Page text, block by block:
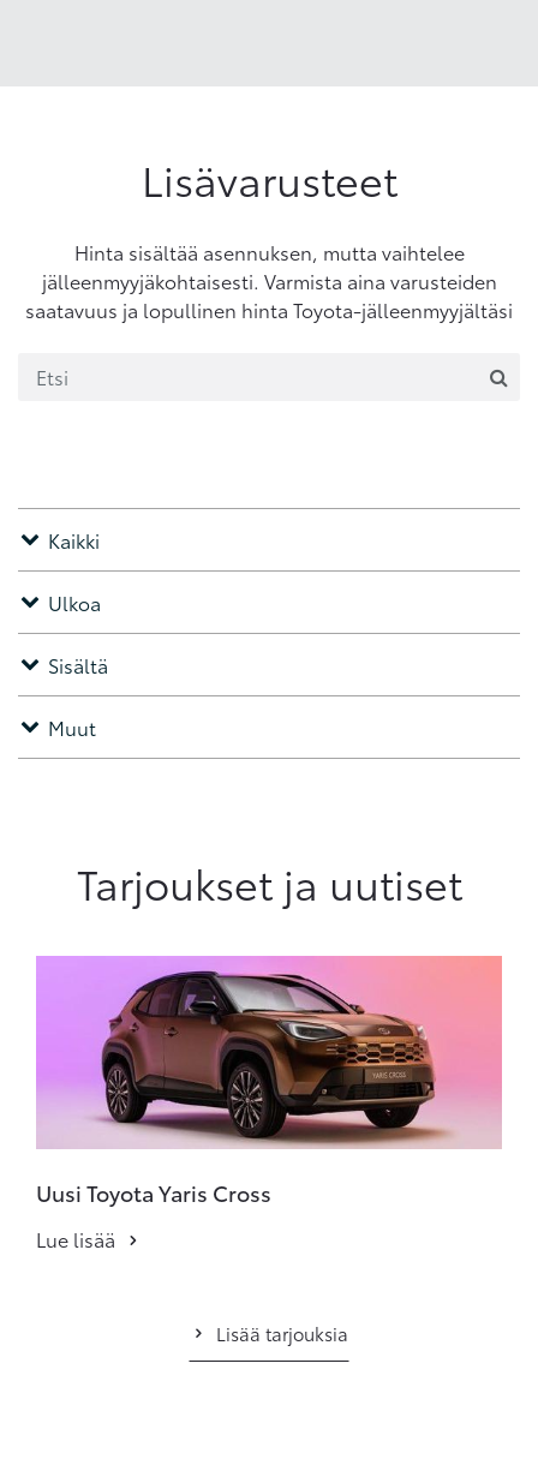
Lisävarusteet
Hinta sisältää asennuksen, mutta vaihtelee
jälleenmyyjäkohtaisesti. Varmista aina varusteiden
saatavuus ja lopullinen hinta Toyota-jälleenmyyjältäsi
Kaikki
Ulkoa
Sisältä
Muut
Tarjoukset ja uutiset
Uusi Toyota Yaris Cross
Lue lisää
Lisää tarjouksia